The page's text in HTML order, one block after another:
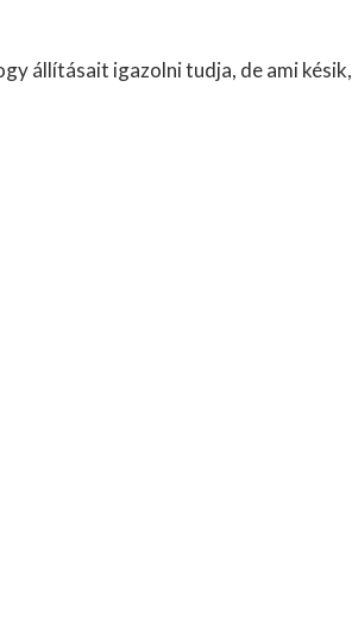
állításait igazolni tudja, de ami késik,